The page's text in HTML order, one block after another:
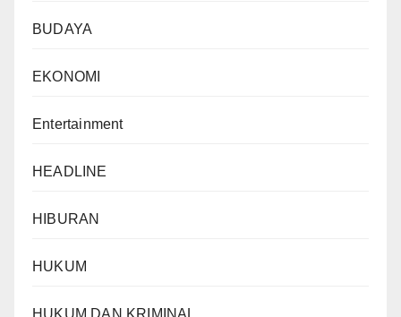
BUDAYA
EKONOMI
Entertainment
HEADLINE
HIBURAN
HUKUM
HUKUM DAN KRIMINAL